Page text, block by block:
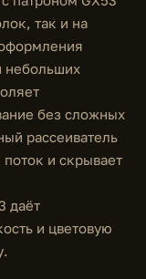
так и на
небольших
без сложных
рассеиватель
и скрывает
даёт
и цветовую